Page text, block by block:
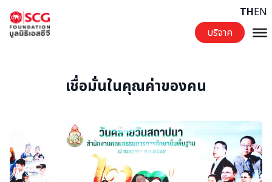
บริจาค
THEN
เชื่อมั่นในคุณค่าของคน